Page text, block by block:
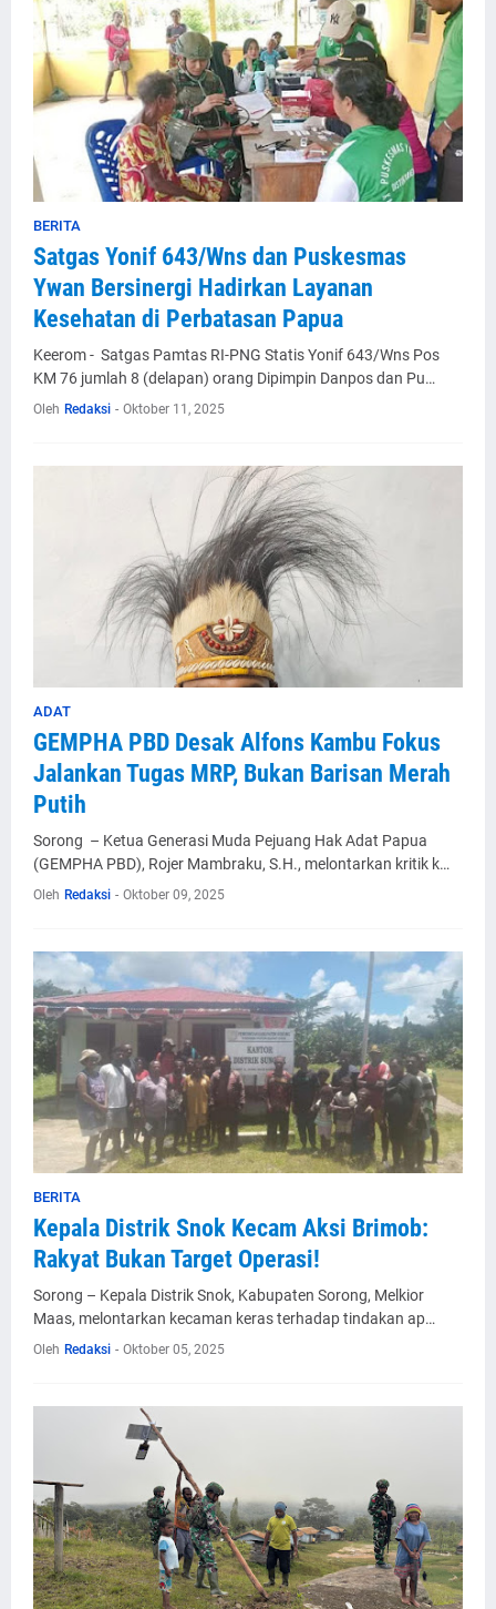
BERITA
Satgas Yonif 643/Wns dan Puskesmas
Ywan Bersinergi Hadirkan Layanan
Kesehatan di Perbatasan Papua
Keerom - Satgas Pamtas RI-PNG Statis Yonif 643/Wns Pos
KM 76 jumlah 8 (delapan) orang Dipimpin Danpos dan Pu…
Oleh Redaksi - Oktober 11, 2025
ADAT
GEMPHA PBD Desak Alfons Kambu Fokus
Jalankan Tugas MRP, Bukan Barisan Merah
Putih
Sorong – Ketua Generasi Muda Pejuang Hak Adat Papua
(GEMPHA PBD), Rojer Mambraku, S.H., melontarkan kritik k…
Oleh Redaksi - Oktober 09, 2025
BERITA
Kepala Distrik Snok Kecam Aksi Brimob:
Rakyat Bukan Target Operasi!
Sorong – Kepala Distrik Snok, Kabupaten Sorong, Melkior
Maas, melontarkan kecaman keras terhadap tindakan ap…
Oleh Redaksi - Oktober 05, 2025